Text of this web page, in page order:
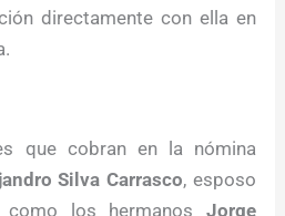
directamente con ella en
que cobran en la nómina
Silva Carrasco, esposo
los hermanos Jorge